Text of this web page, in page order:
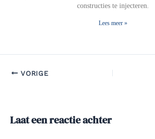
constructies te injecteren.
Lees meer »
VORIGE
Laat een reactie achter